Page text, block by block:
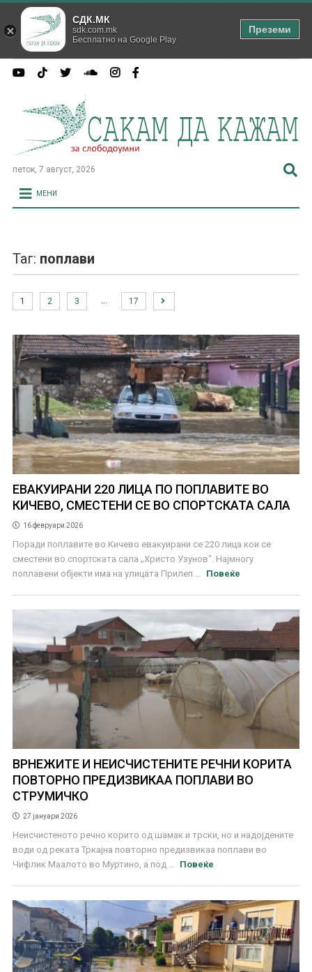
петок, 7 август, 2026
МЕНИ
Таг: поплави
1 2 3 17
ЕВАКУИРАНИ 220 ЛИЦА ПО ПОПЛАВИТЕ ВО
КИЧЕВО, СМЕСТЕНИ СЕ ВО СПОРТСКАТА САЛА
16 февруари 2026
Поради поплавите во Кичево евакуирани се 220 лица кои се
сместени во спортската сала „Христо Узунов“. Најмногу
поплавени објекти има на улицата Прилеп ...
Повеќе
ВРНЕЖИТЕ И НЕИСЧИСТЕНИТЕ РЕЧНИ КОРИТА
ПОВТОРНО ПРЕДИЗВИКАА ПОПЛАВИ ВО
СТРУМИЧКО
27 јануари 2026
Неисчистеното речно корито од шамак и трски, но и надојдените
води од реката Тркајна повторно предизвикаа поплави во
Чифлик Маалото во Муртино, а под ...
Повеќе
СДК.МК
sdk.com.mk
Бесплатно на Google Play
Преземи